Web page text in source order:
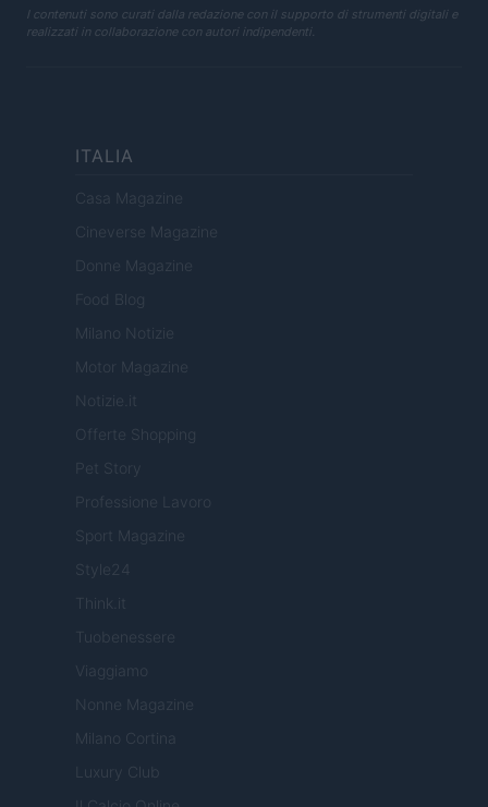
I contenuti sono curati dalla redazione con il supporto di strumenti digitali e
realizzati in collaborazione con autori indipendenti.
ITALIA
Casa Magazine
Cineverse Magazine
Donne Magazine
Food Blog
Milano Notizie
Motor Magazine
Notizie.it
Offerte Shopping
Pet Story
Professione Lavoro
Sport Magazine
Style24
Think.it
Tuobenessere
Viaggiamo
Nonne Magazine
Milano Cortina
Luxury Club